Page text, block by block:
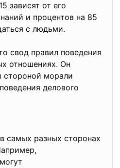
зависят от его
и процентов на 85
с людьми.
свод правил поведения
отношениях. Он
стороной морали
делового
самых разных сторонах